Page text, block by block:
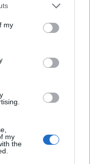
my
my
the
Chio, Ceballos,